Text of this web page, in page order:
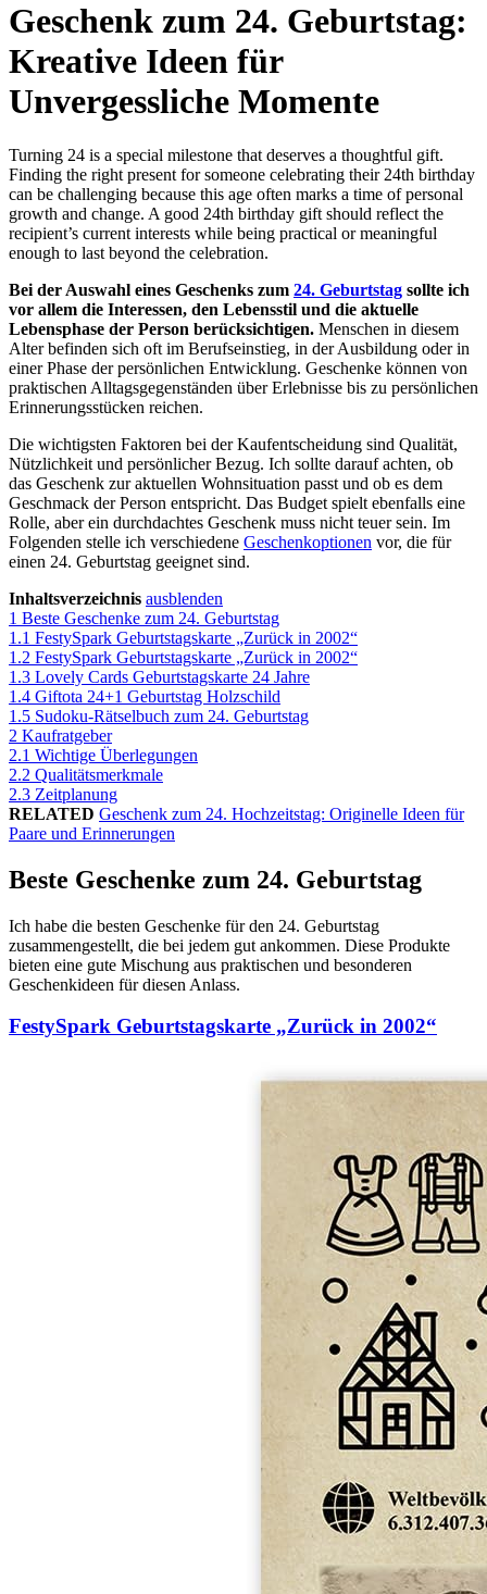
Geschenk zum 24. Geburtstag:
Kreative Ideen für
Unvergessliche Momente
Turning 24 is a special milestone that deserves a thoughtful gift.
Finding the right present for someone celebrating their 24th birthday
can be challenging because this age often marks a time of personal
growth and change. A good 24th birthday gift should reflect the
recipient’s current interests while being practical or meaningful
enough to last beyond the celebration.
Bei der Auswahl eines Geschenks zum 24. Geburtstag sollte ich
vor allem die Interessen, den Lebensstil und die aktuelle
Lebensphase der Person berücksichtigen. Menschen in diesem
Alter befinden sich oft im Berufseinstieg, in der Ausbildung oder in
einer Phase der persönlichen Entwicklung. Geschenke können von
praktischen Alltagsgegenständen über Erlebnisse bis zu persönlichen
Erinnerungsstücken reichen.
Die wichtigsten Faktoren bei der Kaufentscheidung sind Qualität,
Nützlichkeit und persönlicher Bezug. Ich sollte darauf achten, ob
das Geschenk zur aktuellen Wohnsituation passt und ob es dem
Geschmack der Person entspricht. Das Budget spielt ebenfalls eine
Rolle, aber ein durchdachtes Geschenk muss nicht teuer sein. Im
Folgenden stelle ich verschiedene Geschenkoptionen vor, die für
einen 24. Geburtstag geeignet sind.
Inhaltsverzeichnis ausblenden
1 Beste Geschenke zum 24. Geburtstag
1.1 FestySpark Geburtstagskarte „Zurück in 2002“
1.2 FestySpark Geburtstagskarte „Zurück in 2002“
1.3 Lovely Cards Geburtstagskarte 24 Jahre
1.4 Giftota 24+1 Geburtstag Holzschild
1.5 Sudoku-Rätselbuch zum 24. Geburtstag
2 Kaufratgeber
2.1 Wichtige Überlegungen
2.2 Qualitätsmerkmale
2.3 Zeitplanung
RELATED Geschenk zum 24. Hochzeitstag: Originelle Ideen für
Paare und Erinnerungen
Beste Geschenke zum 24. Geburtstag
Ich habe die besten Geschenke für den 24. Geburtstag
zusammengestellt, die bei jedem gut ankommen. Diese Produkte
bieten eine gute Mischung aus praktischen und besonderen
Geschenkideen für diesen Anlass.
FestySpark Geburtstagskarte „Zurück in 2002“